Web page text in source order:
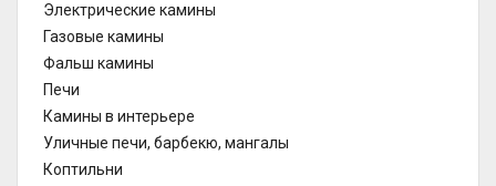
Электрические камины
Газовые камины
Фальш камины
Печи
Камины в интерьере
Уличные печи, барбекю, мангалы
Коптильни